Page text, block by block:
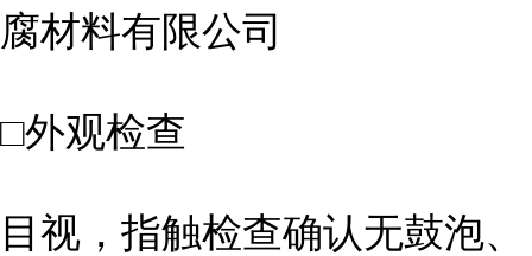
腐材料有限公司
□外观检查
目视，指触检查确认无鼓泡、